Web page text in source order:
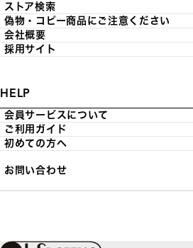
ストア検索
偽物・コピー商品にご注意ください
会社概要
採用サイト
HELP
会員サービスについて
ご利用ガイド
初めての方へ
お問い合わせ